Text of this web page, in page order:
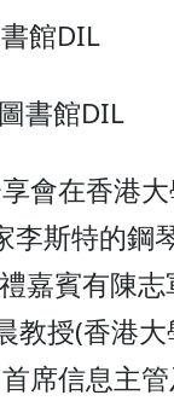
館DIL
書館DIL
會在香港
李斯特的鋼
嘉賓有陳志
教授(香港大
席信息主